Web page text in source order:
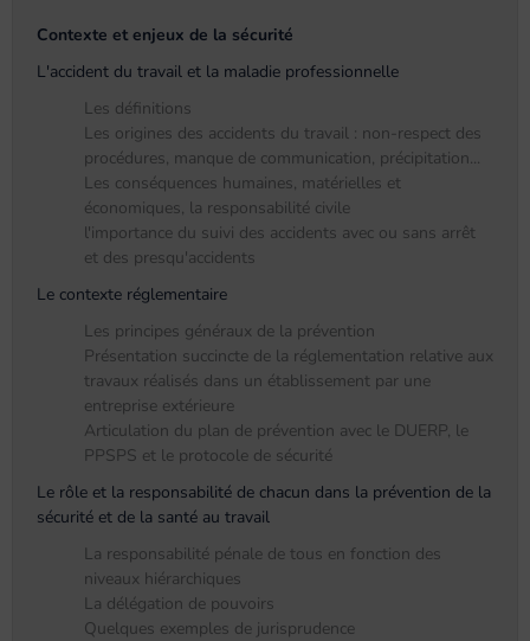
Contexte et enjeux de la sécurité
L'accident du travail et la maladie professionnelle
Les définitions
Les origines des accidents du travail : non-respect des
procédures, manque de communication, précipitation...
Les conséquences humaines, matérielles et
économiques, la responsabilité civile
l'importance du suivi des accidents avec ou sans arrêt
et des presqu'accidents
Le contexte réglementaire
Les principes généraux de la prévention
Présentation succincte de la réglementation relative aux
travaux réalisés dans un établissement par une
entreprise extérieure
Articulation du plan de prévention avec le DUERP, le
PPSPS et le protocole de sécurité
Le rôle et la responsabilité de chacun dans la prévention de la
sécurité et de la santé au travail
La responsabilité pénale de tous en fonction des
niveaux hiérarchiques
La délégation de pouvoirs
Quelques exemples de jurisprudence